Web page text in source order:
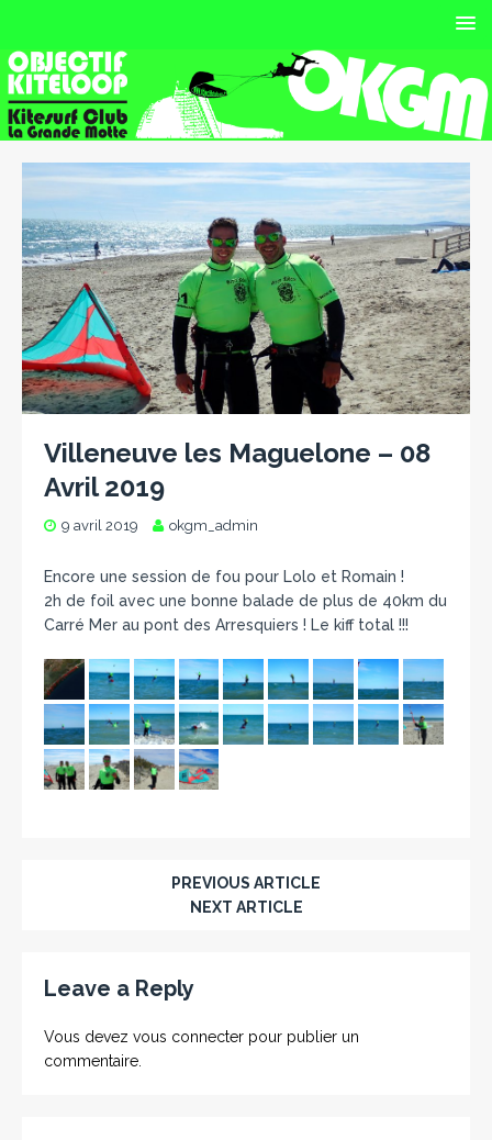
Villeneuve les Maguelone – 08
Avril 2019
9 avril 2019 okgm_admin
Encore une session de fou pour Lolo et Romain !
2h de foil avec une bonne balade de plus de 40km du
Carré Mer au pont des Arresquiers ! Le kiff total !!!
PREVIOUS ARTICLE
NEXT ARTICLE
Leave a Reply
Vous devez vous connecter pour publier un
commentaire.